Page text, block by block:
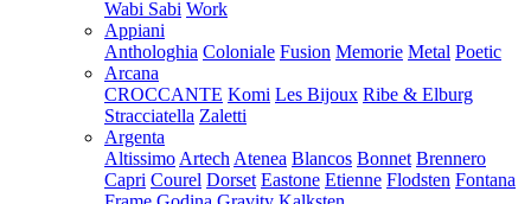
Wabi Sabi Work
Appiani
Anthologhia Coloniale Fusion Memorie Metal Poetic
Arcana
CROCCANTE Komi Les Bijoux Ribe & Elburg
Stracciatella Zaletti
Argenta
Altissimo Artech Atenea Blancos Bonnet Brennero
Capri Courel Dorset Eastone Etienne Flodsten Fontana